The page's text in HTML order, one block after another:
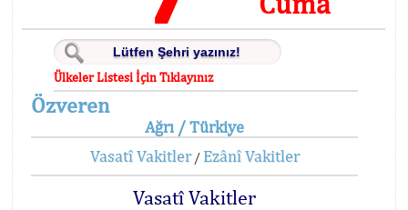
Ülkeler Listesi İçin Tıklayınız
Özveren
Ağrı / Türkiye
Vasatî Vakitler/ Ezânî Vakitler
Vasatî Vakitler